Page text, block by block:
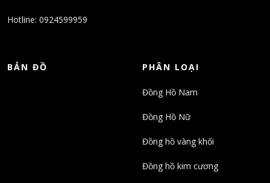
Hotline: 0924599959
BẢN ĐỒ PHÂN LOẠI
Đồng Hồ Nam
Đồng Hồ Nữ
Đồng hồ vàng khối
Đồng hồ kim cương